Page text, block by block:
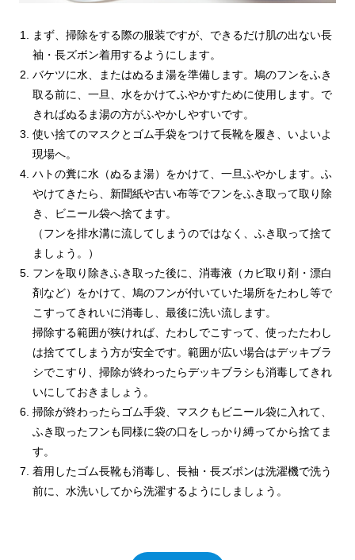
まず、掃除をする際の服装ですが、できるだけ肌の出ない長
袖・長ズボン着用するようにします。
バケツに水、またはぬるま湯を準備します。鳩のフンをふき
取る前に、一旦、水をかけてふやかすために使用します。で
きればぬるま湯の方がふやかしやすいです。
使い捨てのマスクとゴム手袋をつけて長靴を履き、いよいよ
現場へ。
ハトの糞に水（ぬるま湯）をかけて、一旦ふやかします。ふ
やけてきたら、新聞紙や古い布等でフンをふき取って取り除
き、ビニール袋へ捨てます。
（フンを排水溝に流してしまうのではなく、ふき取って捨て
ましょう。）
フンを取り除きふき取った後に、消毒液（カビ取り剤・漂白
剤など）をかけて、鳩のフンが付いていた場所をたわし等で
こすってきれいに消毒し、最後に洗い流します。
掃除する範囲が狭ければ、たわしでこすって、使ったたわし
は捨ててしまう方が安全です。範囲が広い場合はデッキブラ
シでこすり、掃除が終わったらデッキブラシも消毒してきれ
いにしておきましょう。
掃除が終わったらゴム手袋、マスクもビニール袋に入れて、
ふき取ったフンも同様に袋の口をしっかり縛ってから捨てま
す。
着用したゴム長靴も消毒し、長袖・長ズボンは洗濯機で洗う
前に、水洗いしてから洗濯するようにしましょう。